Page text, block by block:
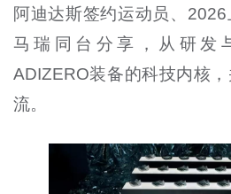
阿迪达斯签约运动员、
马瑞同台分享，从研发
ADIZERO装备的科技内核
流。